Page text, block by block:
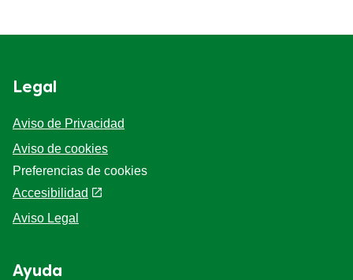
Legal
Aviso de Privacidad
Aviso de cookies
Preferencias de cookies
Accesibilidad
Aviso Legal
Ayuda